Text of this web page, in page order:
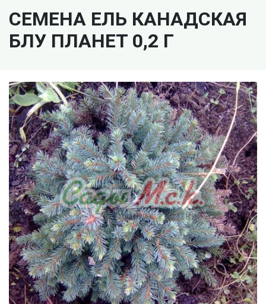
СЕМЕНА ЕЛЬ КАНАДСКАЯ
БЛУ ПЛАНЕТ 0,2 Г